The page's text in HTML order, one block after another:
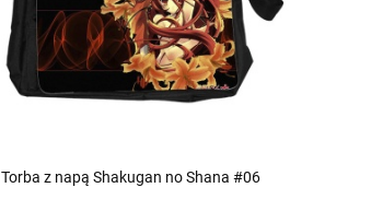
Torba z napą Shakugan no Shana #06